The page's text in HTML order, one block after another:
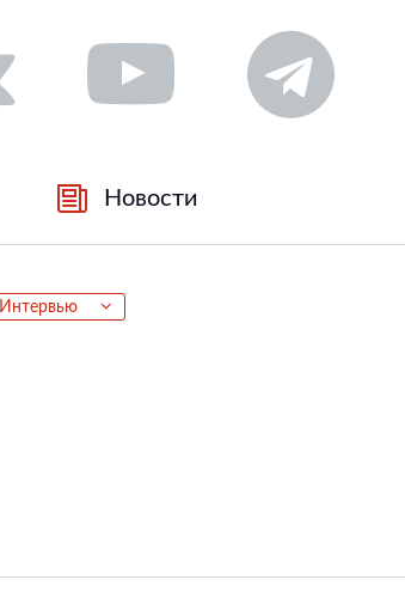
Новости
Интервью